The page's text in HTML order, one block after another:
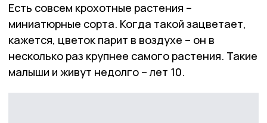
Есть совсем крохотные растения –
миниатюрные сорта. Когда такой зацветает,
кажется, цветок парит в воздухе – он в
несколько раз крупнее самого растения. Такие
малыши и живут недолго – лет 10.